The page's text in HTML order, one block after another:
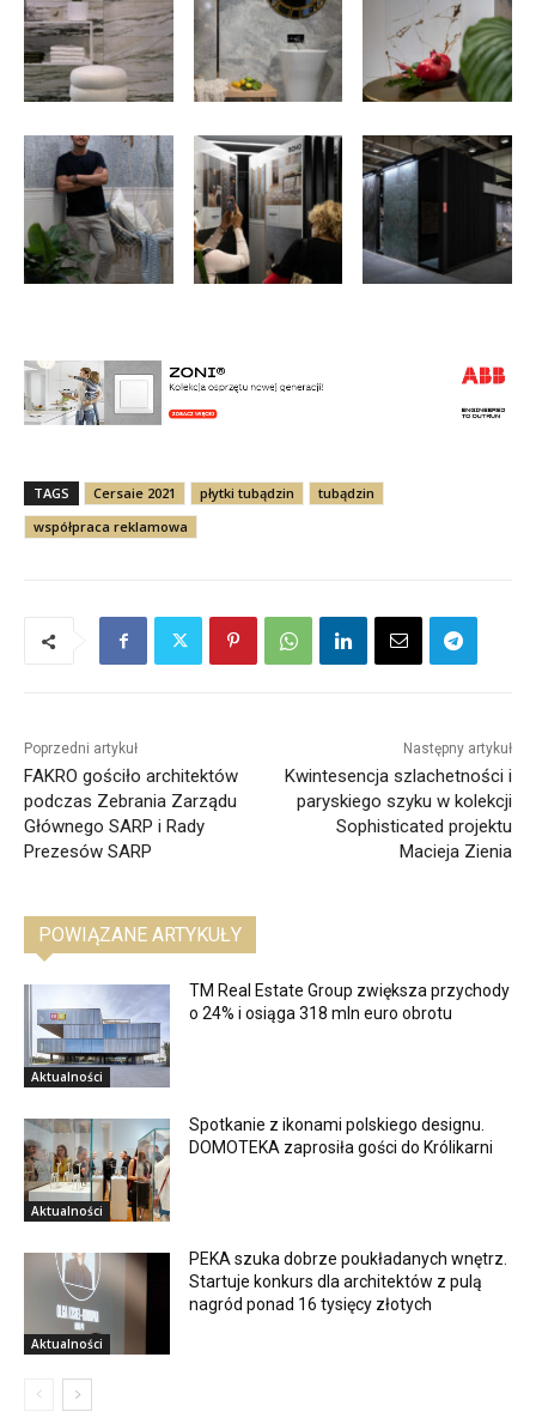
TAGS Cersaie 2021 płytki tubądzin
tubądzin
współpraca reklamowa
Poprzedni artykuł
FAKRO gościło architektów
podczas Zebrania Zarządu
Głównego SARP i Rady
Prezesów SARP
Następny artykuł
Kwintesencja szlachetności i
paryskiego szyku w kolekcji
Sophisticated projektu
Macieja Zienia
POWIĄZANE ARTYKUŁY
Aktualności
TM Real Estate Group zwiększa przychody
o 24% i osiąga 318 mln euro obrotu
Aktualności
Spotkanie z ikonami polskiego designu.
DOMOTEKA zaprosiła gości do Królikarni
Aktualności
PEKA szuka dobrze poukładanych wnętrz.
Startuje konkurs dla architektów z pulą
nagród ponad 16 tysięcy złotych